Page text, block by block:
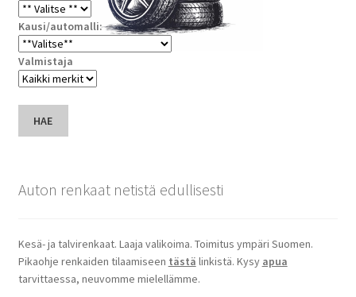
Kausi/automalli:
Valmistaja
HAE
Auton renkaat netistä edullisesti
Kesä- ja talvirenkaat. Laaja valikoima. Toimitus ympäri Suomen.
Pikaohje renkaiden tilaamiseen tästä linkistä. Kysy apua
tarvittaessa, neuvomme mielellämme.